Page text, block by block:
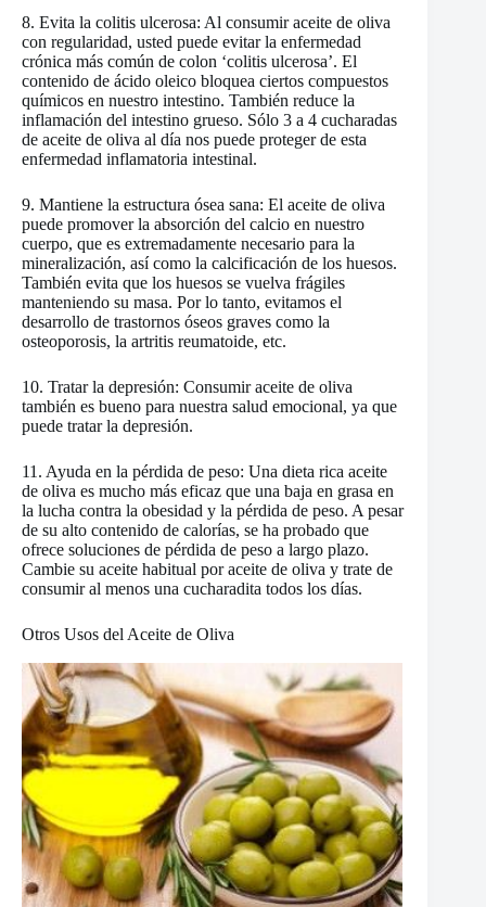
8. Evita la colitis ulcerosa: Al consumir aceite de oliva
con regularidad, usted puede evitar la enfermedad
crónica más común de colon ‘colitis ulcerosa’. El
contenido de ácido oleico bloquea ciertos compuestos
químicos en nuestro intestino. También reduce la
inflamación del intestino grueso. Sólo 3 a 4 cucharadas
de aceite de oliva al día nos puede proteger de esta
enfermedad inflamatoria intestinal.
9. Mantiene la estructura ósea sana: El aceite de oliva
puede promover la absorción del calcio en nuestro
cuerpo, que es extremadamente necesario para la
mineralización, así como la calcificación de los huesos.
También evita que los huesos se vuelva frágiles
manteniendo su masa. Por lo tanto, evitamos el
desarrollo de trastornos óseos graves como la
osteoporosis, la artritis reumatoide, etc.
10. Tratar la depresión: Consumir aceite de oliva
también es bueno para nuestra salud emocional, ya que
puede tratar la depresión.
11. Ayuda en la pérdida de peso: Una dieta rica aceite
de oliva es mucho más eficaz que una baja en grasa en
la lucha contra la obesidad y la pérdida de peso. A pesar
de su alto contenido de calorías, se ha probado que
ofrece soluciones de pérdida de peso a largo plazo.
Cambie su aceite habitual por aceite de oliva y trate de
consumir al menos una cucharadita todos los días.
Otros Usos del Aceite de Oliva